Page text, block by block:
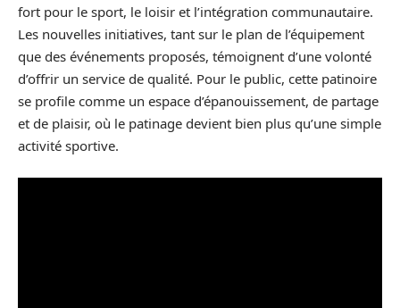
fort pour le sport, le loisir et l’intégration communautaire.
Les nouvelles initiatives, tant sur le plan de l’équipement
que des événements proposés, témoignent d’une volonté
d’offrir un service de qualité. Pour le public, cette patinoire
se profile comme un espace d’épanouissement, de partage
et de plaisir, où le patinage devient bien plus qu’une simple
activité sportive.